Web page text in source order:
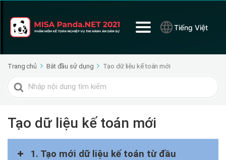
Tiếng Việt
Trang chủ Bắt đầu sử dụng Tạo dữ liệu kế toán mới
Tìm
kiếm
Tạo dữ liệu kế toán mới
1. Tạo mới dữ liệu kế toán từ đầu